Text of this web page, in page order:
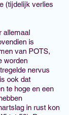
(tijdelijk verlies
allemaal
is
van POTS,
worden
nervus
ook dat
te hoge en een
in rust kon